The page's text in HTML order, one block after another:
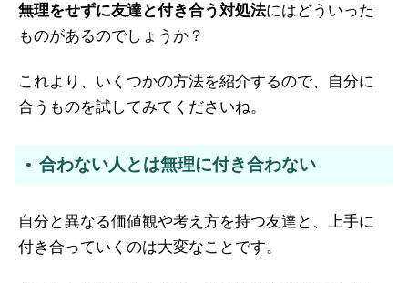
無理をせずに友達と付き合う対処法にはどういった
ものがあるのでしょうか？
これより、いくつかの方法を紹介するので、自分に
合うものを試してみてくださいね。
合わない人とは無理に付き合わない
自分と異なる価値観や考え方を持つ友達と、上手に
付き合っていくのは大変なことです。